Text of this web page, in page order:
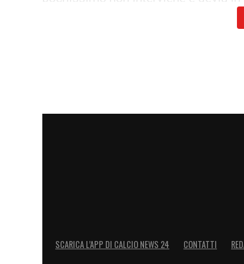
Ci prova l’ex
Singo
sventato all’ultimo secondo da
SCARICA L’APP DI CALCIO NEWS 24 CONTATTI